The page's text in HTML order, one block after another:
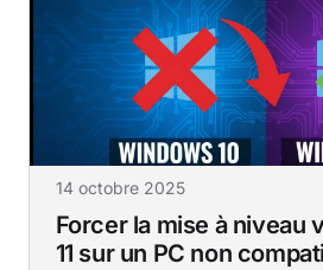
14 octobre 2025
Forcer la mise à niveau
11 sur un PC non